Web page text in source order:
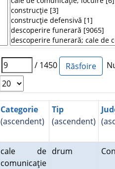
/ 1450
Categorie
(ascendent)
Tip
(ascendent)
cale de
comunicaţie
drum